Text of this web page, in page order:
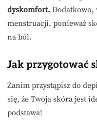
dyskomfort. Dodatkowo,
menstruacji, ponieważ
na ból.
Jak przygotować
Zanim przystąpisz do
się, że Twoja skóra jest
podstawa!